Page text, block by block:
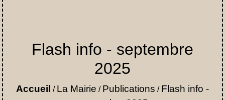
Flash info - septembre
2025
Accueil / La Mairie / Publications / Flash info -